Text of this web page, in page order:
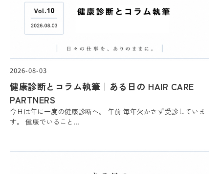
2026-08-03
健康診断とコラム執筆｜ある日の HAIR CARE
PARTNERS
今日は年に一度の健康診断へ。 午前 毎年欠かさず受診していま
す。 健康でいること...